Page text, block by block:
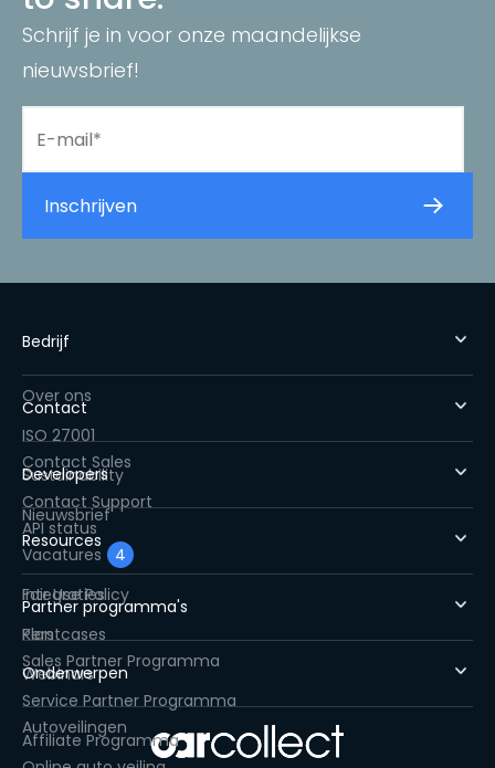
Schrijf je in voor onze maandelijkse
nieuwsbrief!
Bedrijf
Over ons
ISO 27001
Sustainability
Nieuwsbrief
Vacatures
4
Fair Use Policy
Pers
Contact
Contact Sales
Contact Support
Developers
API status
Resources
Integraties
Klantcases
Webinars
Partner programma's
Sales Partner Programma
Service Partner Programma
Affiliate Programma
Onderwerpen
Autoveilingen